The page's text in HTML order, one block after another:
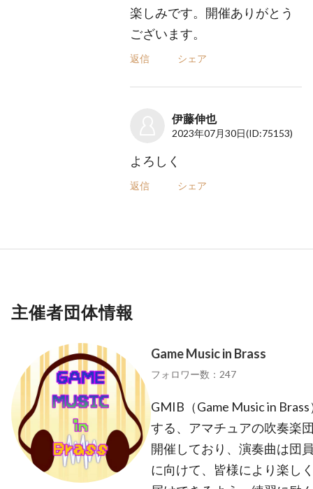
楽しみです。開催ありがとう
ございます。
返信 シェア
伊藤伸也
2023年07月30日(ID:75153)
よろしく
返信 シェア
主催者団体情報
Game Music in Brass
フォロワー数：247
GMIB（Game Music in
する、アマチュアの吹奏楽
開催しており、演奏曲は団
に向けて、皆様により楽し